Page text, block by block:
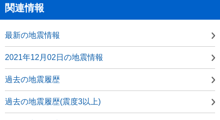
関連情報
最新の地震情報
2021年12月02日の地震情報
過去の地震履歴
過去の地震履歴(震度3以上)